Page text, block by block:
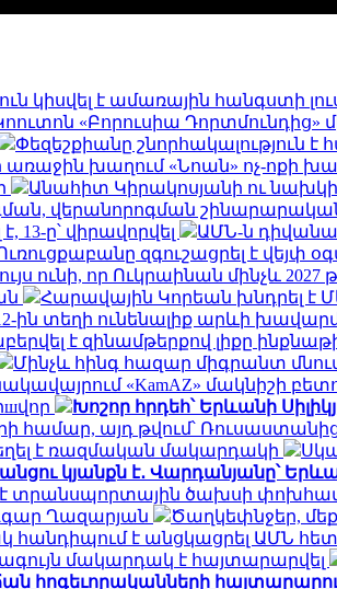
կիսվել է ամառային հանգստի
«Բորուսիա Դորտմունդից»
Փեզեշքիանը շնորհակալություն է
խաղում «Նոան» ոչ-ոքի
Անահիտ Կիրակոսյանի ու
վերանորոգման
13-ը՝ վիրավորվել
ԱՄՆ-ն
զգուշացրել է վեյփ
ունի, որ Ուկրաինան մինչև
Հարավային Կորեան խնդրել է
ին տեղի ունենալիք արևի
է զինամթերքով լիքը
Մինչև հինգ հազար միգրանտ
«KamAZ» մակնիշի
Խոշոր հրդեհ՝ Երևանի
համար, այդ թվում՝
է ռազմական մակարդակի
կյանքն է․ Վարդանյանը՝
է տրանսպորտային ծախսի
Ղազարյան
Ծաղկեփնջեր,
է անցկացրել ԱՄՆ
մակարդակ է հայտարարվել
հոգեւորականների